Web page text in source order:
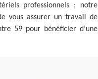
professionnels ; notre
vous assurer un travail de
59 pour bénéficier d’une